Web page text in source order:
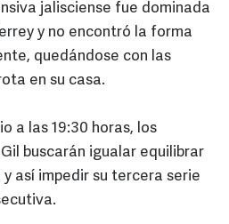
jalisciense fue dominada
y no encontró la forma
quedándose con las
en su casa.
a las 19:30 horas, los
buscarán igualar equilibrar
así impedir su tercera serie